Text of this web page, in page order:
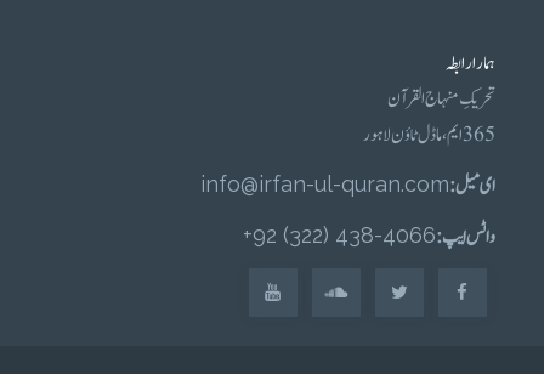
ہمارا رابطہ
تحریکِ منہاج القرآن
365 ایم، ماڈل ٹاؤن لاہور
ای میل :info@irfan-ul-quran.com
واٹس ایپ :4066-438 (322) 92+